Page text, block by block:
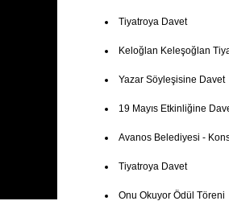
Tiyatroya Davet
Keloğlan Keleşoğlan
Yazar Söyleşisine Davet
19 Mayıs Etkinliğine
Avanos Belediyesi -
Tiyatroya Davet
Onu Okuyor Ödül Töreni